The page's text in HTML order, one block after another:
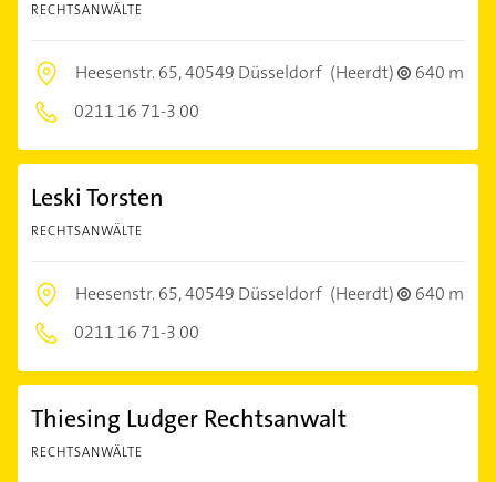
RECHTSANWÄLTE
Heesenstr. 65,40549 Düsseldorf (Heerdt)
640 m
0211 16 71-3 00
Leski Torsten
RECHTSANWÄLTE
Heesenstr. 65,40549 Düsseldorf (Heerdt)
640 m
0211 16 71-3 00
Thiesing Ludger Rechtsanwalt
RECHTSANWÄLTE